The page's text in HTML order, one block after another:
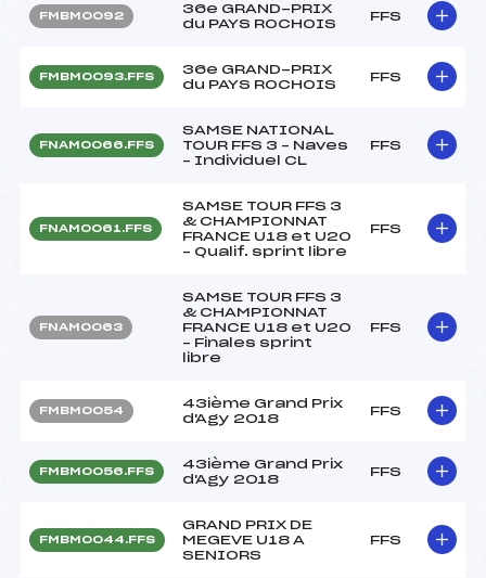
FMBM0092
36e GRAND-PRIX
du PAYS ROCHOIS
FFS
FMBM0093.FFS
36e GRAND-PRIX
du PAYS ROCHOIS
FFS
FNAM0066.FFS
SAMSE NATIONAL
TOUR FFS 3 – Naves
– Individuel CL
FFS
FNAM0061.FFS
SAMSE TOUR FFS 3
& CHAMPIONNAT
FRANCE U18 et U20
– Qualif. sprint libre
FFS
FNAM0063
SAMSE TOUR FFS 3
& CHAMPIONNAT
FRANCE U18 et U20
– Finales sprint
libre
FFS
FMBM0054
43ième Grand Prix
d'Agy 2018
FFS
FMBM0056.FFS
43ième Grand Prix
d'Agy 2018
FFS
FMBM0044.FFS
GRAND PRIX DE
MEGEVE U18 A
SENIORS
FFS